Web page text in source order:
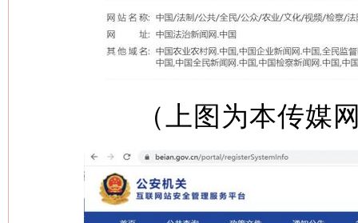
（上图为本传媒